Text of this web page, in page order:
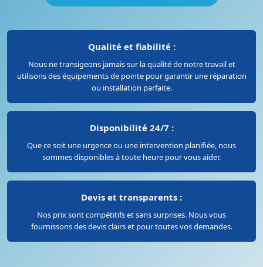
Qualité et fiabilité :
Nous ne transigeons jamais sur la qualité de notre travail et
utilisons des équipements de pointe pour garantir une réparation
ou installation parfaite.
Disponibilité 24/7 :
Que ce soit une urgence ou une intervention planifiée, nous
sommes disponibles à toute heure pour vous aider.
Devis et transparents :
Nos prix sont compétitifs et sans surprises. Nous vous
fournissons des devis clairs et pour toutes vos demandes.